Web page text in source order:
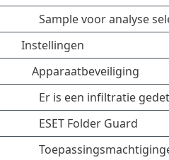
Sample voor analyse
Instellingen
Apparaatbeveiliging
Er is een infiltratie
ESET Folder Guard